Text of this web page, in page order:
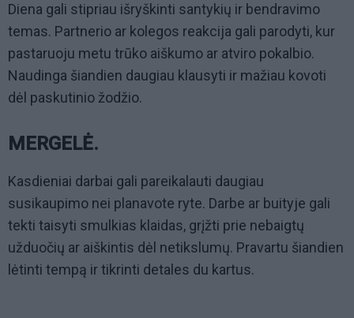
Diena gali stipriau išryškinti santykių ir bendravimo
temas. Partnerio ar kolegos reakcija gali parodyti, kur
pastaruoju metu trūko aiškumo ar atviro pokalbio.
Naudinga šiandien daugiau klausyti ir mažiau kovoti
dėl paskutinio žodžio.
MERGELĖ.
Kasdieniai darbai gali pareikalauti daugiau
susikaupimo nei planavote ryte. Darbe ar buityje gali
tekti taisyti smulkias klaidas, grįžti prie nebaigtų
užduočių ar aiškintis dėl netikslumų. Pravartu šiandien
lėtinti tempą ir tikrinti detales du kartus.